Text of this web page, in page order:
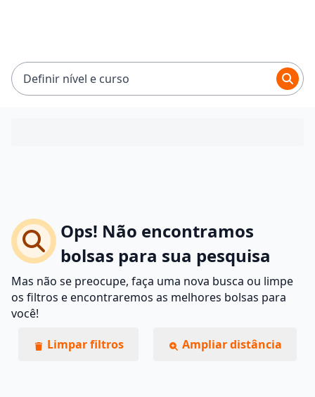
Definir nível e curso
Ops! Não encontramos
bolsas para sua pesquisa
Mas não se preocupe, faça uma nova busca ou limpe
os filtros e encontraremos as melhores bolsas para
você!
Limpar filtros
Ampliar distância